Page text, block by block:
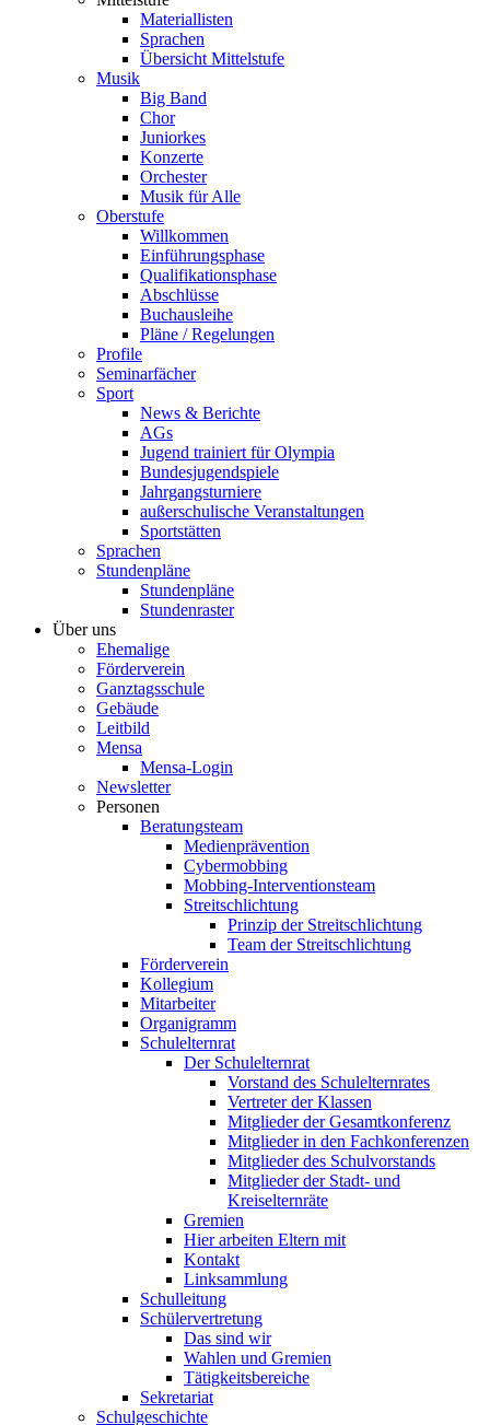
Materiallisten
Sprachen
Übersicht Mittelstufe
Musik
Big Band
Chor
Juniorkes
Konzerte
Orchester
Musik für Alle
Oberstufe
Willkommen
Einführungsphase
Qualifikationsphase
Abschlüsse
Buchausleihe
Pläne / Regelungen
Profile
Seminarfächer
Sport
News & Berichte
AGs
Jugend trainiert für Olympia
Bundesjugendspiele
Jahrgangsturniere
außerschulische Veranstaltungen
Sportstätten
Sprachen
Stundenpläne
Stundenpläne
Stundenraster
Über uns
Ehemalige
Förderverein
Ganztagsschule
Gebäude
Leitbild
Mensa
Mensa-Login
Newsletter
Personen
Beratungsteam
Medienprävention
Cybermobbing
Mobbing-Interventionsteam
Streitschlichtung
Prinzip der Streitschlichtung
Team der Streitschlichtung
Förderverein
Kollegium
Mitarbeiter
Organigramm
Schulelternrat
Der Schulelternrat
Vorstand des Schulelternrates
Vertreter der Klassen
Mitglieder der Gesamtkonferenz
Mitglieder in den Fachkonferenzen
Mitglieder des Schulvorstands
Mitglieder der Stadt- und
Kreiselternräte
Gremien
Hier arbeiten Eltern mit
Kontakt
Linksammlung
Schulleitung
Schülervertretung
Das sind wir
Wahlen und Gremien
Tätigkeitsbereiche
Sekretariat
Schulgeschichte